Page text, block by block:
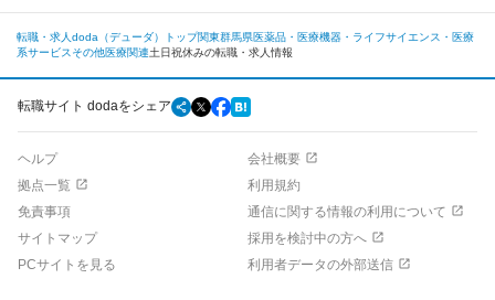
転職・求人doda（デューダ）トップ関東群馬県医薬品・医療機器・ライフサイエンス・医療
系サービス その他医療関連土日祝休みの転職・求人情報
転職サイト dodaをシェア
ヘルプ
会社概要
拠点一覧
利用規約
免責事項
通信に関する情報の利用について
サイトマップ
採用を検討中の方へ
PCサイトを見る
利用者データの外部送信